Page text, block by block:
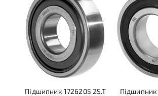
Підшипник 1726205 2S.T Підшипник